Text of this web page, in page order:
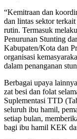
“Kemitraan dan
dan lintas sektor
rutin. Termasuk
Penurunan Stunting
Kabupaten/Kota dan
organisasi
dalam penanganan
Berbagai upaya
zat besi dan folat
Suplementasi TTD
seluruh ibu hamil,
setiap bulan,
bagi ibu hamil KEK